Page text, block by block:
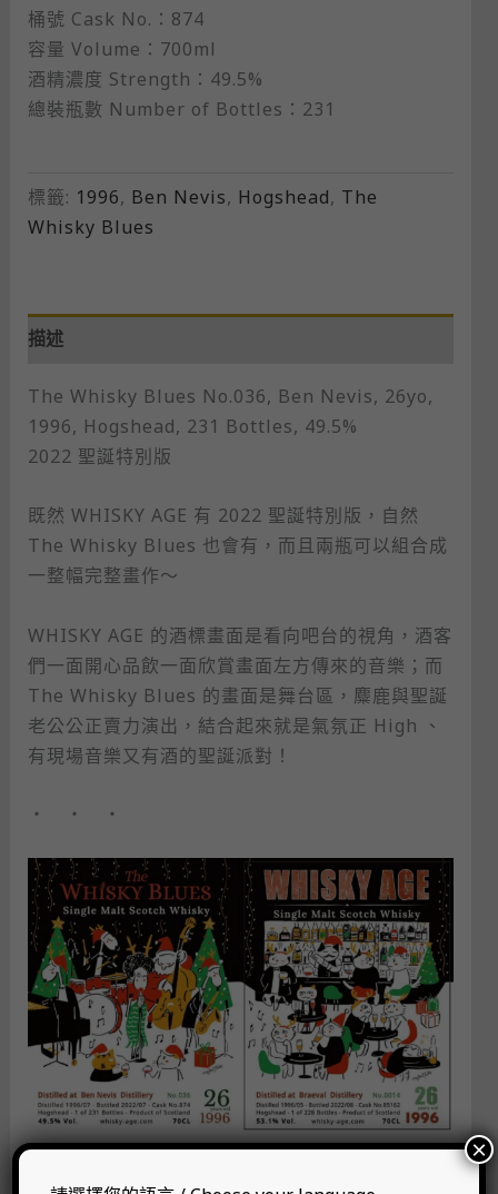
桶號 Cask No.：874
容量 Volume：700ml
酒精濃度 Strength：49.5%
總裝瓶數 Number of Bottles：231
標籤: 1996, Ben Nevis, Hogshead, The
Whisky Blues
描述
The Whisky Blues No.036, Ben Nevis, 26yo,
1996, Hogshead, 231 Bottles, 49.5%
2022 聖誕特別版
既然 WHISKY AGE 有 2022 聖誕特別版，自然
The Whisky Blues 也會有，而且兩瓶可以組合成
一整幅完整畫作～
WHISKY AGE 的酒標畫面是看向吧台的視角，酒客
們一面開心品飲一面欣賞畫面左方傳來的音樂；而
The Whisky Blues 的畫面是舞台區，麋鹿與聖誕
老公公正賣力演出，結合起來就是氣氛正 High 、
有現場音樂又有酒的聖誕派對！
・ ・ ・
×